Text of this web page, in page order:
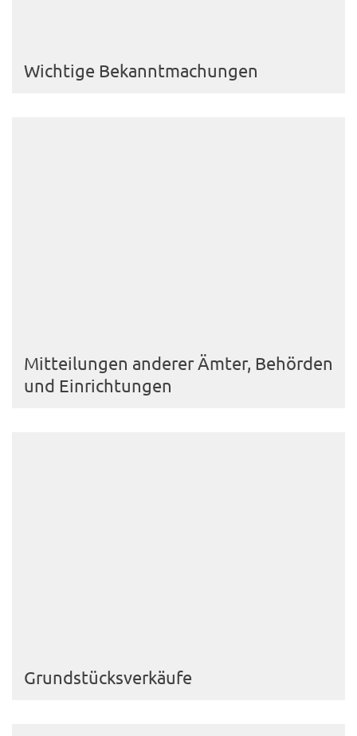
Wichtige Bekanntmachungen
Mitteilungen anderer Ämter, Behörden
und Einrichtungen
Grundstücksverkäufe